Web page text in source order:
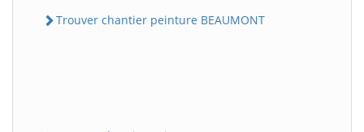
Trouver chantier peinture BEAUMONT